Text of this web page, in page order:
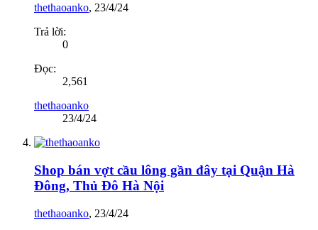
thethaoanko, 23/4/24
Trả lời:
0
Đọc:
2,561
thethaoanko
23/4/24
Shop bán vợt cầu lông gần đây tại Quận Hà
Đông, Thủ Đô Hà Nội
thethaoanko, 23/4/24